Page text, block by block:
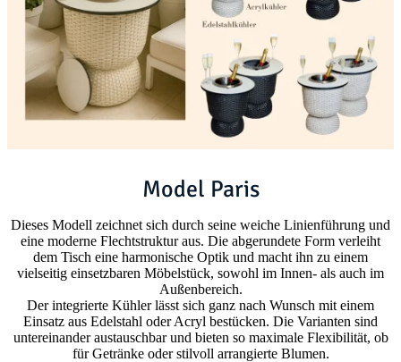
Model Paris
Dieses Modell zeichnet sich durch seine weiche Linienführung und
eine moderne Flechtstruktur aus. Die abgerundete Form verleiht
dem Tisch eine harmonische Optik und macht ihn zu einem
vielseitig einsetzbaren Möbelstück, sowohl im Innen- als auch im
Außenbereich.
Der integrierte Kühler lässt sich ganz nach Wunsch mit einem
Einsatz aus Edelstahl oder Acryl bestücken. Die Varianten sind
untereinander austauschbar und bieten so maximale Flexibilität, ob
für Getränke oder stilvoll arrangierte Blumen.